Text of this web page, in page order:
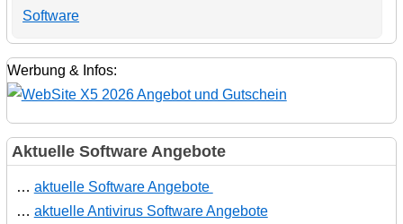
Software
Werbung & Infos:
Aktuelle Software Angebote
… aktuelle Software Angebote
… aktuelle Antivirus Software Angebote